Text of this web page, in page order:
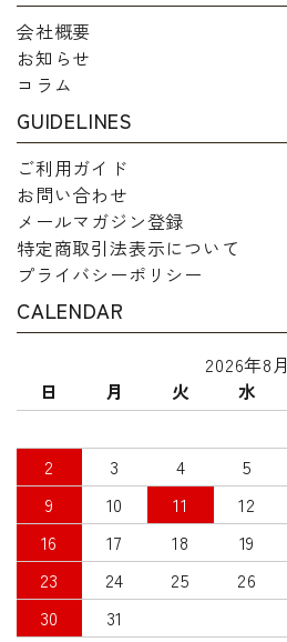
会社概要
お知らせ
コラム
GUIDELINES
ご利用ガイド
お問い合わせ
メールマガジン登録
特定商取引法表示について
プライバシーポリシー
CALENDAR
2026年8月
日
月 火 水
2
3 4 5
9
10 11 12
16
17 18 19
23
24 25 26
30
31